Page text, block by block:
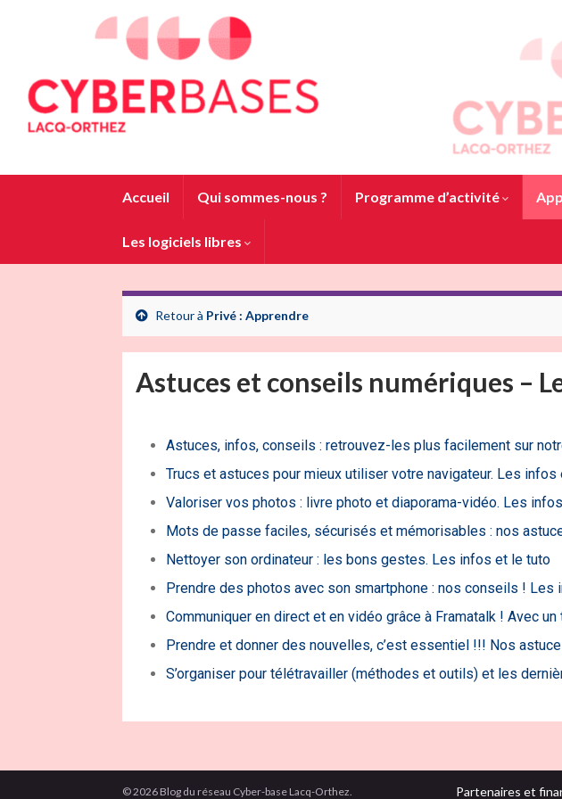
Accueil Qui sommes-nous ? Programme d’activité
Les logiciels libres
Retour à Privé : Apprendre
Astuces et conseils numériques –
Astuces, infos, conseils : retrouvez-les plus facilement sur
Trucs et astuces pour mieux utiliser votre navigateur. Les infos
Valoriser vos photos : livre photo et diaporama-vidéo. Les
Mots de passe faciles, sécurisés et mémorisables : nos
Nettoyer son ordinateur : les bons gestes. Les infos et le tuto
Prendre des photos avec son smartphone : nos conseils ! Les
Communiquer en direct et en vidéo grâce à Framatalk ! Avec
Prendre et donner des nouvelles, c’est essentiel !!! Nos
S’organiser pour télétravailler (méthodes et outils) et les
Partenaires et
© 2026 Blog du réseau Cyber-base Lacq-Orthez.